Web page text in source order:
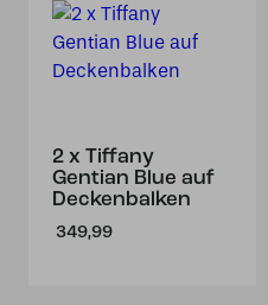
2 x Tiffany
Gentian Blue auf
Deckenbalken
349,99